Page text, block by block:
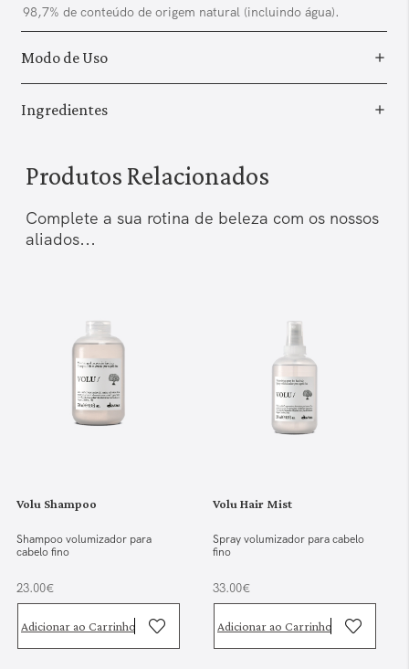
98,7% de conteúdo de origem natural (incluindo água).
Modo de Uso
Ingredientes
Produtos Relacionados
Complete a sua rotina de beleza com os nossos
aliados...
Volu Shampoo
Shampoo volumizador para
cabelo fino
23.00€
Adicionar ao Carrinho
Volu Hair Mist
Spray volumizador para cabelo
fino
33.00€
Adicionar ao Carrinho